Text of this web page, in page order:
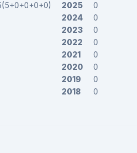
2025
2024
2023
2022
2021
2020
2019
2018
0
0
0
0
0
0
0
0